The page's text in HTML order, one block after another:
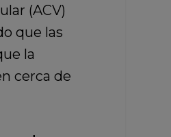
(ACV)
que las
la
cerca de